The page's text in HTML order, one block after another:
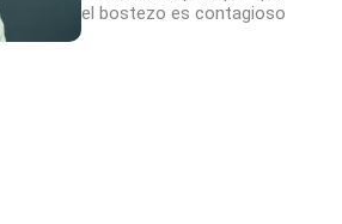
el bostezo es contagioso